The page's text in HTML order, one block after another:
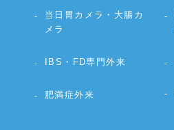
当日胃カメラ・大腸カ
メラ
IBS・FD専門外来
肥満症外来